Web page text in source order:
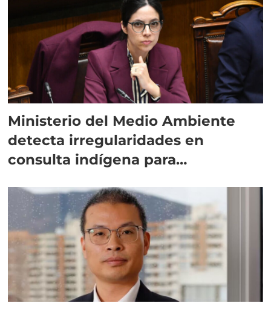
Ministerio del Medio Ambiente
detecta irregularidades en
consulta indígena para